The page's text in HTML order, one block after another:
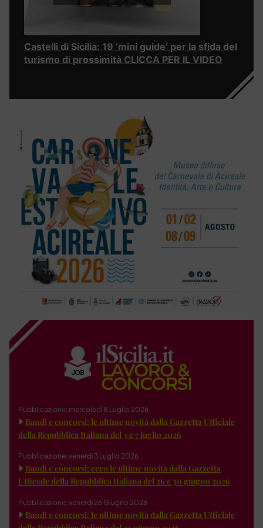
Castelli di Sicilia: 19 ‘mini guide’ per la sfida del
turismo di prossimità CLICCA PER IL VIDEO
Pubblicazione: mercoledì 8 Luglio 2026
Bandi e concorsi: le ultime novità dalla Gazzetta Ufficiale
della Repubblica Italiana del 3 e 7 luglio 2026
Pubblicazione: venerdì 3 Luglio 2026
Bandi e concorsi: ecco le ultime novità dalla Gazzetta
Ufficiale della Repubblica Italiana del 26 e 30 giugno 2026
Pubblicazione: venerdì 26 Giugno 2026
Bandi e concorsi: le ultime novità dalla Gazzetta Ufficiale